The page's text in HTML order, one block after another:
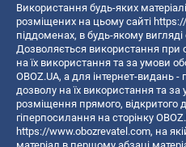
Використання будь-яких
розміщених на цьому сайті
піддоменах, в будь-якому
Дозволяється використання при
на їх використання та за умови
OBOZ.UA, а для інтернет-видань
дозволу на їх використання та за
розміщення прямого, відкритого
гіперпосилання на сторінку
https://www.obozrevatel.com, на